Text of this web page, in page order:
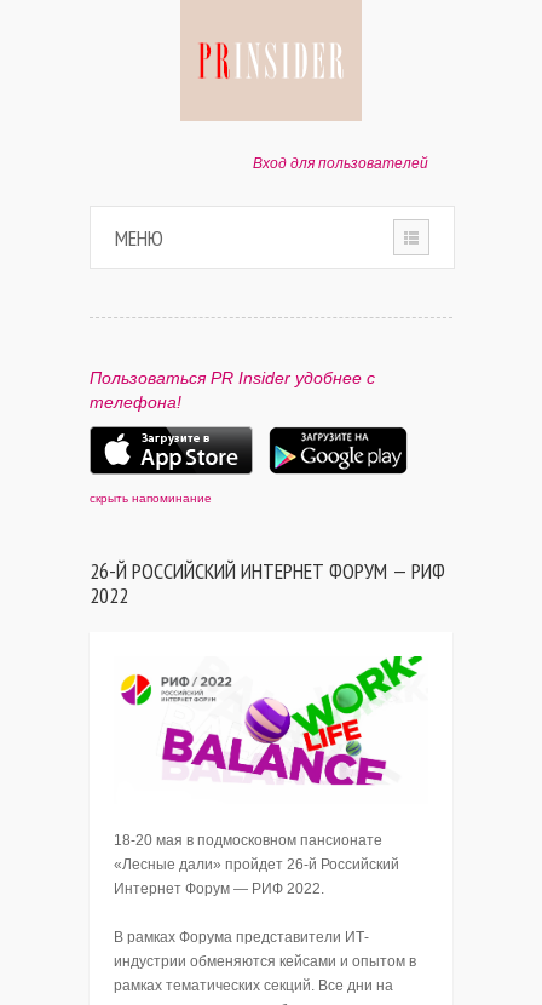
Вход для пользователей
МЕНЮ
ПАРТНЕРАМ
КОНТАКТЫ
Пользоваться PR Insider удобнее с
телефона!
скрыть напоминание
26-Й РОССИЙСКИЙ ИНТЕРНЕТ ФОРУМ — РИФ
2022
18-20 мая в подмосковном пансионате
«Лесные дали» пройдет 26-й Российский
Интернет Форум — РИФ 2022.
В рамках Форума представители ИТ-
индустрии обменяются кейсами и опытом в
рамках тематических секций. Все дни на